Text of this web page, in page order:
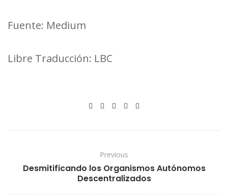
Fuente: Medium
Libre Traducción: LBC
Previous
Desmitificando los Organismos Autónomos
Descentralizados